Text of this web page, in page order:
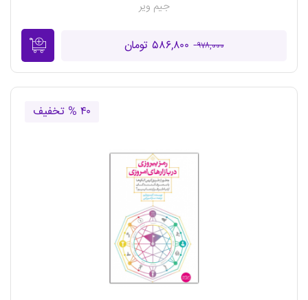
جیم ویر
۹۷۸,۰۰۰ ۵۸۶,۸۰۰ تومان
۴۰ % تخفیف